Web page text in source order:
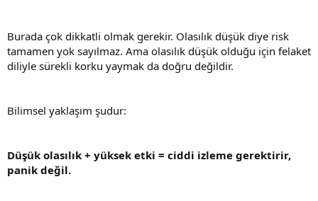
Burada çok dikkatli olmak gerekir. Olasılık düşük diye risk
tamamen yok sayılmaz. Ama olasılık düşük olduğu için felaket
diliyle sürekli korku yaymak da doğru değildir.
Bilimsel yaklaşım şudur:
Düşük olasılık + yüksek etki = ciddi izleme gerektirir,
panik değil.